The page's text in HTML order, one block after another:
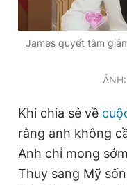
James quyết tâm
Khi chia sẻ về
rằng anh không
Anh chỉ mong
Thuy sang Mỹ